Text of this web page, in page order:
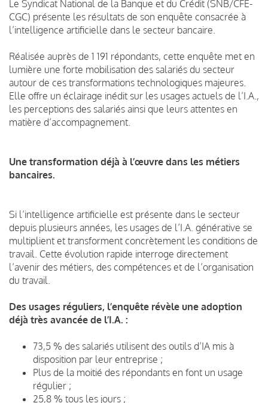
Le Syndicat National de la Banque et du Crédit (SNB/CFE-
CGC) présente les résultats de son enquête consacrée à
l’intelligence artificielle dans le secteur bancaire.
Réalisée auprès de 1 191 répondants, cette enquête met en
lumière une forte mobilisation des salariés du secteur
autour de ces transformations technologiques majeures.
Elle offre un éclairage inédit sur les usages actuels de l’I.A.,
les perceptions des salariés ainsi que leurs attentes en
matière d’accompagnement.
Une transformation déjà à l’œuvre dans les métiers
bancaires.
Si l’intelligence artificielle est présente dans le secteur
depuis plusieurs années, les usages de l’I.A. générative se
multiplient et transforment concrètement les conditions de
travail. Cette évolution rapide interroge directement
l’avenir des métiers, des compétences et de l’organisation
du travail.
Des usages réguliers, l’enquête révèle une adoption
déjà très avancée de l’I.A. :
73,5 % des salariés utilisent des outils d’IA mis à
disposition par leur entreprise ;
Plus de la moitié des répondants en font un usage
régulier ;
25,8 % tous les jours ;